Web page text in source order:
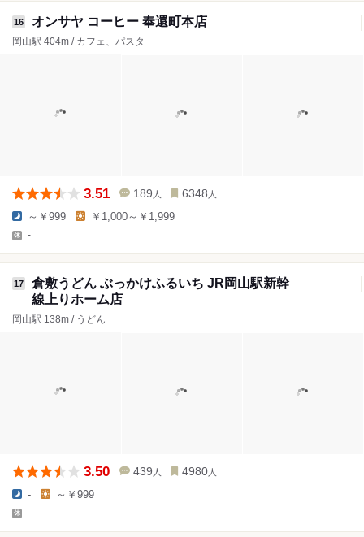
16 オンサヤ コーヒー 奉還町本店
岡山駅 404m / カフェ、パスタ
3.51 189 人 6348 人
～￥999 ￥1,000～￥1,999
-
17
倉敷うどん ぶっかけふるいち JR岡山駅新幹
線上りホーム店
岡山駅 138m / うどん
3.50 439 人 4980 人
- ～￥999
-